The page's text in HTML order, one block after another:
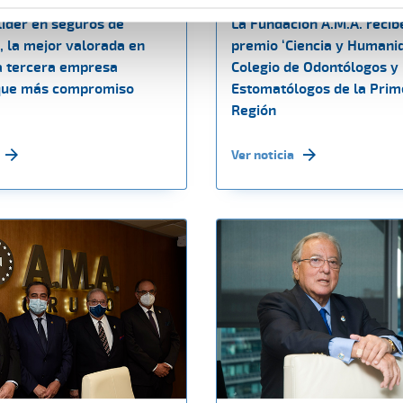
en seguros de
la mejor valorada en
tercera empresa
más compromiso
La Fundación A.M.A.
premio ‘Ciencia y
Colegio de Odontólogos y
Estomatólogos de la
Región
Ver noticia